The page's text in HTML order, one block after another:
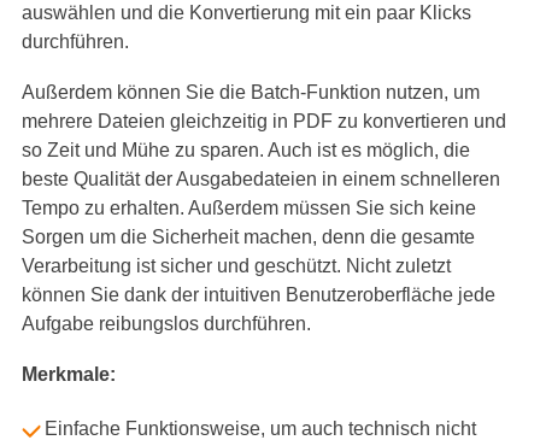
auswählen und die Konvertierung mit ein paar Klicks
durchführen.
Außerdem können Sie die Batch-Funktion nutzen, um
mehrere Dateien gleichzeitig in PDF zu konvertieren und
so Zeit und Mühe zu sparen. Auch ist es möglich, die
beste Qualität der Ausgabedateien in einem schnelleren
Tempo zu erhalten. Außerdem müssen Sie sich keine
Sorgen um die Sicherheit machen, denn die gesamte
Verarbeitung ist sicher und geschützt. Nicht zuletzt
können Sie dank der intuitiven Benutzeroberfläche jede
Aufgabe reibungslos durchführen.
Merkmale:
Einfache Funktionsweise, um auch technisch nicht